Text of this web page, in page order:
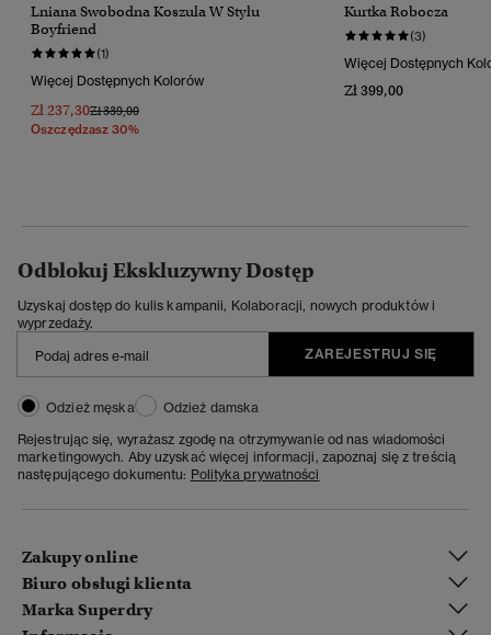
Lniana Swobodna Koszula W Stylu
Boyfriend
(1)
Więcej Dostępnych Kolorów
Zł 237,30Cena Obniżona Od
Zł 339,00Do
Oszczędzasz 30%
Kurtka Robocza
(3)
Więcej Dostępnych
Zł 399,00
Odblokuj Ekskluzywny Dostęp
Uzyskaj dostęp do kulis kampanii, Kolaboracji, nowych produktów i
wyprzedaży.
ZAREJESTRUJ SIĘ
Odzież męska
Odzież damska
Rejestrując się, wyrażasz zgodę na otrzymywanie od nas wiadomości
marketingowych. Aby uzyskać więcej informacji, zapoznaj się z treścią
następującego dokumentu: Polityka prywatności
Zakupy online
Biuro obsługi klienta
Marka Superdry